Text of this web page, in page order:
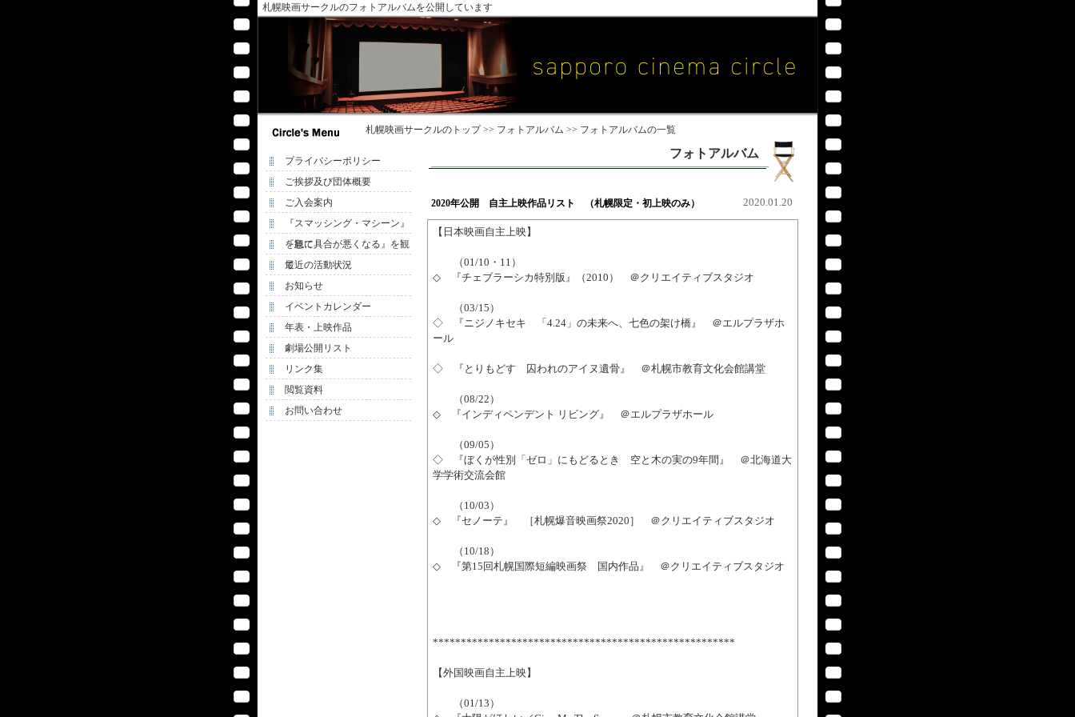
札幌映画サークルのフォトアルバムを公開しています
札幌映画サークルのトップ >> フォトアルバム >> フォトアルバムの一覧
フォトアルバム
2020年公開 自主上映作品リスト （札幌限定・初上映のみ） 2020.01.20
【日本映画自主上映】
（01/10・11）
◇ 『チェブラーシカ特別版』（2010） ＠クリエイティブスタジオ
（03/15）
◇ 『ニジノキセキ 「4.24」の未来へ、七色の架け橋』 ＠エルプラザホ
ール
◇ 『とりもどす 囚われのアイヌ遺骨』 ＠札幌市教育文化会館講堂
（08/22）
◇ 『インディペンデント リビング』 ＠エルプラザホール
（09/05）
◇ 『ぼくが性別「ゼロ」にもどるとき 空と木の実の9年間』 ＠北海道大
学学術交流会館
（10/03）
◇ 『セノーテ』 ［札幌爆音映画祭2020］ ＠クリエイティブスタジオ
（10/18）
◇ 『第15回札幌国際短編映画祭 国内作品』 ＠クリエイティブスタジオ
******************************************************
【外国映画自主上映】
（01/13）
プライバシーポリシー
ご挨拶及び団体概要
ご入会案内
『スマッシング・マシーン』
を観て
『急に具合が悪くなる』を観
て
最近の活動状況
お知らせ
イベントカレンダー
年表・上映作品
劇場公開リスト
リンク集
閲覧資料
お問い合わせ